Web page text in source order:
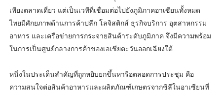
เพียงตลาดเดี่ยว แต่เป็นเวทีที่เชื่อมต่อไปยังภูมิภาคอาเซียนทั้งหมด
ไทยมีศักยภาพด้านการค้าปลีก โลจิสติกส์ ธุรกิจบริการ อุตสาหกรรม
อาหาร และเครือข่ายการกระจายสินค้าระดับภูมิภาค จึงมีความพร้อม
ในการเป็นศูนย์กลางการค้าของเอเชียตะวันออกเฉียงใต้
หนึ่งในประเด็นสำคัญที่ถูกหยิบยกขึ้นหารือตลอดการประชุม คือ
ความสนใจต่อสินค้าอาหารและผลิตภัณฑ์เกษตรจากชิลีในอาเซียนที่